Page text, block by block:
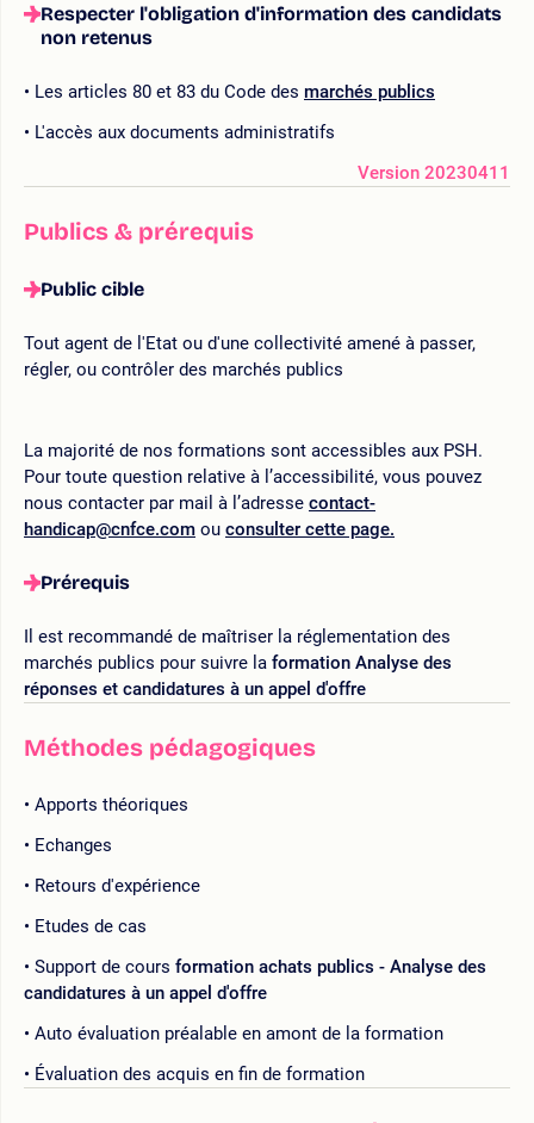
Respecter l'obligation d'information des candidats
non retenus
Les articles 80 et 83 du Code des marchés publics
L'accès aux documents administratifs
Version 20230411
Publics & prérequis
Public cible
Tout agent de l'Etat ou d'une collectivité amené à passer,
régler, ou contrôler des marchés publics
La majorité de nos formations sont accessibles aux PSH.
Pour toute question relative à l’accessibilité, vous pouvez
nous contacter par mail à l’adresse contact-
handicap@cnfce.com ou consulter cette page.
Prérequis
Il est recommandé de maîtriser la réglementation des
marchés publics pour suivre la formation Analyse des
réponses et candidatures à un appel d'offre
Méthodes pédagogiques
Apports théoriques
Echanges
Retours d'expérience
Etudes de cas
Support de cours formation achats publics - Analyse des
candidatures à un appel d'offre
Auto évaluation préalable en amont de la formation
Évaluation des acquis en fin de formation